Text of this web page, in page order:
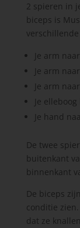
2 spieren in
biceps is
Je arm
Je arm
Je arm
Je
Je hand
De twee
buitenkant
binnenkant
De biceps
conditie
dat ze